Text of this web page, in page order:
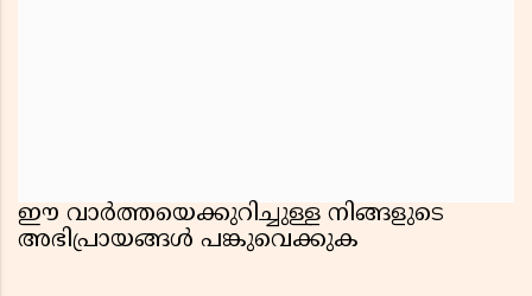
ഈ വാർത്തയെക്കുറിച്ചുള്ള നിങ്ങളുടെ
അഭിപ്രായങ്ങൾ പങ്കുവെക്കുക